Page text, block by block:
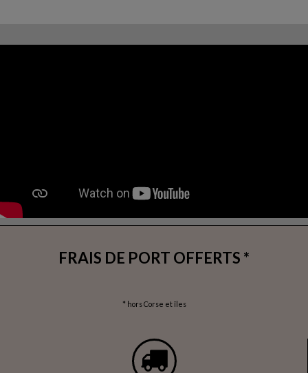
FRAIS DE PORT OFFERTS *
* hors Corse et îles